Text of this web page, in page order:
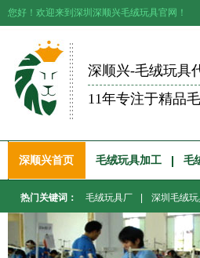
您好！欢迎来到深圳深顺兴毛绒玩具官网！
深顺兴-毛绒玩具
11年专注于精品
深顺兴首页 毛绒玩具加工 毛
热门关键词： 毛绒玩具厂 深圳毛绒